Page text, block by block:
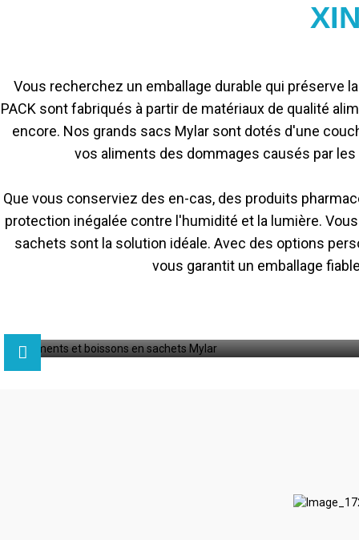
Vous recherchez un emballage durable qui préserve
PACK sont fabriqués à partir de matériaux de qualité
encore. Nos grands sacs Mylar sont dotés d'une
vos aliments des dommages causés par
Que vous conserviez des en-cas, des produits
protection inégalée contre l'humidité et la lumière.
sachets sont la solution idéale. Avec des options
vous garantit un emballage